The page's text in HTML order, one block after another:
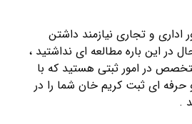
اداری و تجاری نیازمند داشتن
در این باره مطالعه ای نداشتید ،
در امور ثبتی هستید که با
ای ثبت کریم خان شما را در
.